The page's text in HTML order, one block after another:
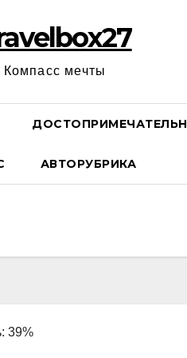
Компасс мечты
АВТОРУБРИКА
39%